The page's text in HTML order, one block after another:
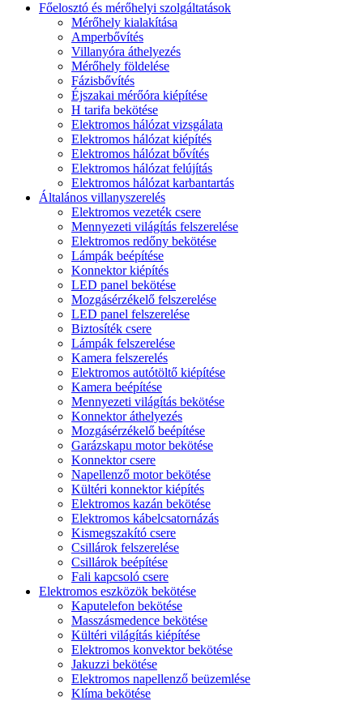
Főelosztó és mérőhelyi szolgáltatások
Mérőhely kialakítása
Amperbővítés
Villanyóra áthelyezés
Mérőhely földelése
Fázisbővítés
Éjszakai mérőóra kiépítése
H tarifa bekötése
Elektromos hálózat vizsgálata
Elektromos hálózat kiépítés
Elektromos hálózat bővítés
Elektromos hálózat felújítás
Elektromos hálózat karbantartás
Általános villanyszerelés
Elektromos vezeték csere
Mennyezeti világítás felszerelése
Elektromos redőny bekötése
Lámpák beépítése
Konnektor kiépítés
LED panel bekötése
Mozgásérzékelő felszerelése
LED panel felszerelése
Biztosíték csere
Lámpák felszerelése
Kamera felszerelés
Elektromos autótöltő kiépítése
Kamera beépítése
Mennyezeti világítás bekötése
Konnektor áthelyezés
Mozgásérzékelő beépítése
Garázskapu motor bekötése
Konnektor csere
Napellenző motor bekötése
Kültéri konnektor kiépítés
Elektromos kazán bekötése
Elektromos kábelcsatornázás
Kismegszakító csere
Csillárok felszerelése
Csillárok beépítése
Fali kapcsoló csere
Elektromos eszközök bekötése
Kaputelefon bekötése
Masszásmedence bekötése
Kültéri világítás kiépítése
Elektromos konvektor bekötése
Jakuzzi bekötése
Elektromos napellenző beüzemlése
Klíma bekötése